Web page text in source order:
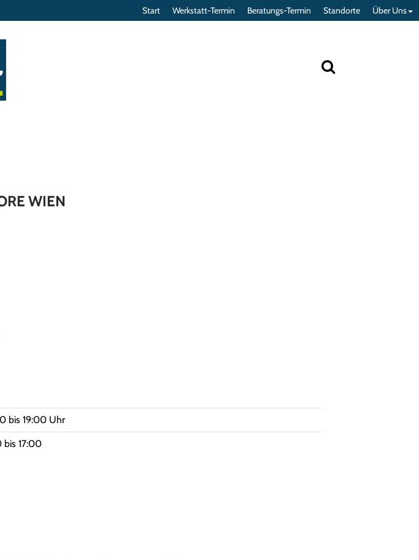
Start Werkstatt-Termin Beratungs-Termin Standorte Über Uns
WIEN
bis 19:00 Uhr
bis 17:00